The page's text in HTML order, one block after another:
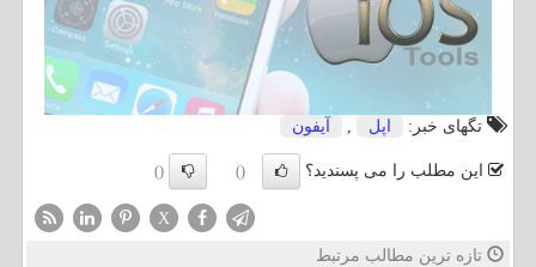
تگهای خبر: اپل آیفون
این مطلب را می پسندید؟ ()
()
X
تازه ترین مطالب مرتبط